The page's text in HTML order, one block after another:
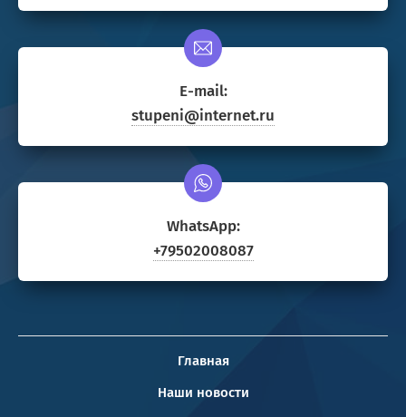
E-mail:
stupeni@internet.ru
WhatsApp:
+79502008087
Главная
Наши новости